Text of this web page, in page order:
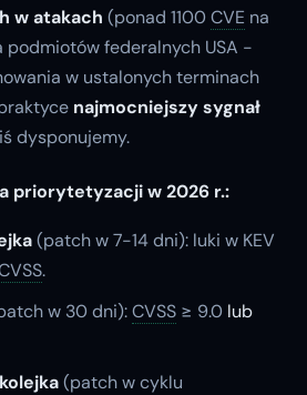
w atakach (ponad 1100CVE na
federalnych USA -
w ustalonych terminach
najmocniejszy sygnał
dysponujemy.
priorytetyzacji w 2026 r.:
(patch w 7-14 dni): luki w KEV
.
w 30 dni):CVSS ≥ 9.0 lub
(patch w cyklu